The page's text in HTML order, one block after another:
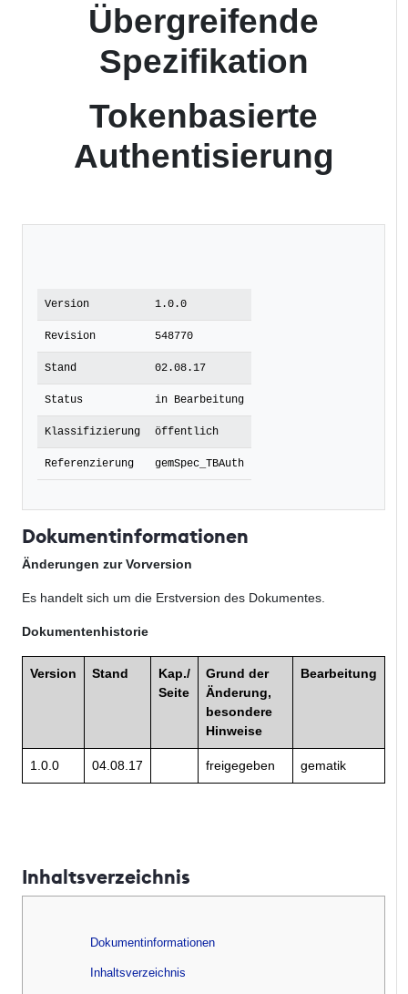
Übergreifende
Spezifikation
Tokenbasierte
Authentisierung
Version 1.0.0
Revision 548770
Stand 02.08.17
Status in Bearbeitung
Klassifizierung öffentlich
Referenzierung gemSpec_TBAuth
Dokumentinformationen
Änderungen zur Vorversion
Es handelt sich um die Erstversion des Dokumentes.
Dokumentenhistorie
Version Stand
Kap./
Seite
Grund der
Änderung,
besondere
Hinweise
Bearbeitung
1.0.0 04.08.17 freigegeben gematik
Inhaltsverzeichnis
Dokumentinformationen
Inhaltsverzeichnis